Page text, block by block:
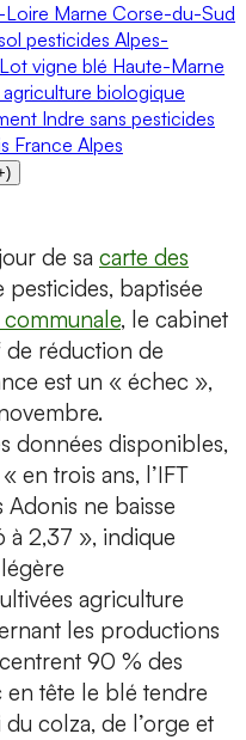
Marne Corse-du-Sud
pesticides Alpes-
Lot vigne blé Haute-Marne
agriculture biologique
Indre sans pesticides
France Alpes
)
de sa carte des
pesticides, baptisée
, le cabinet
de réduction de
est un « échec »,
données disponibles,
en trois ans, l’IFT
ne baisse
à 2,37 », indique
agriculture
les productions
90 % des
en tête le blé tendre
colza, de l’orge et